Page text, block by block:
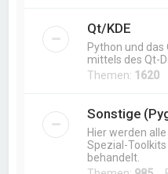
Qt/KDE
Python und das
mittels des Qt-
Themen: 1620
Sonstige
Hier werden
Spezial-
behandelt.